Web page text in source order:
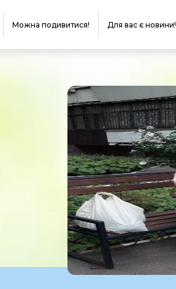
Можна подивитися! Для вас є новини!